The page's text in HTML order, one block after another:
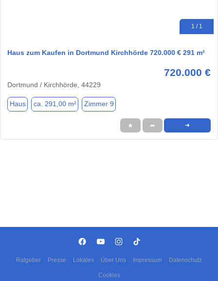
1 / 1
Haus zum Kaufen in Dortmund Kirchhörde 720.000 € 291 m²
720.000 €
Dortmund / Kirchhörde, 44229
Haus ca. 291,00 m² Zimmer 9
★ ➦ ➜
Ratgeber Presse Lokales Über Uns Impressum Datenschutz
Cookies